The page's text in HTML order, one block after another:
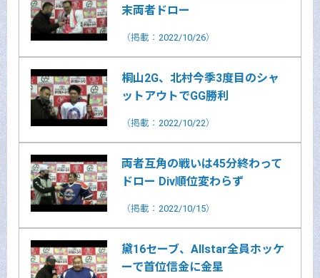
末両者ドロー
（掲載：2022/10/26）
桐山2G、北村今季3度目のシャ
ットアウトでGG勝利
（掲載：2022/10/22）
両者互角の戦いは45分終わって
ドロー Div順位変わらず
（掲載：2022/10/15）
黛16セーブ、Allstar全員ホッケ
ーで首位信金に金星